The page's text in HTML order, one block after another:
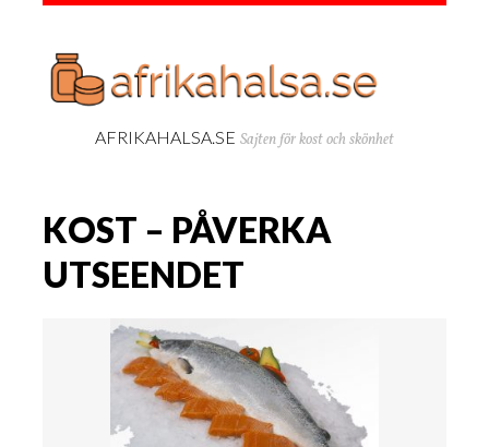
AFRIKAHALSA.SE Sajten för kost och skönhet
KOST – PÅVERKA
UTSEENDET